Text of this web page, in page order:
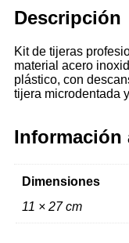
Descripción
Kit de tijeras
material acero
plástico, con
tijera microdentada
Información
Dimensiones
11 × 27 cm